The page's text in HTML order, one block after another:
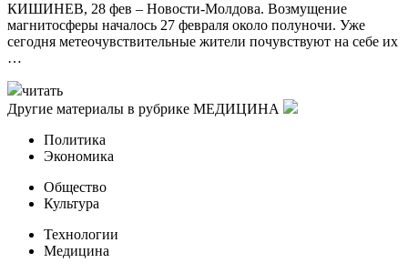
КИШИНЕВ, 28 фев – Новости-Молдова. Возмущение
магнитосферы началось 27 февраля около полуночи. Уже
сегодня метеочувствительные жители почувствуют на себе их
…
читать
Другие материалы в рубрике МЕДИЦИНА
Политика
Экономика
Общество
Культура
Технологии
Медицина